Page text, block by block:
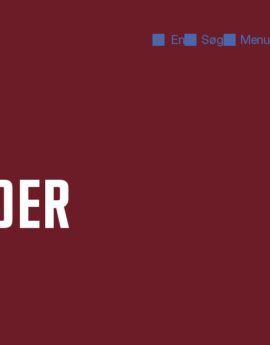
En Søg Menu